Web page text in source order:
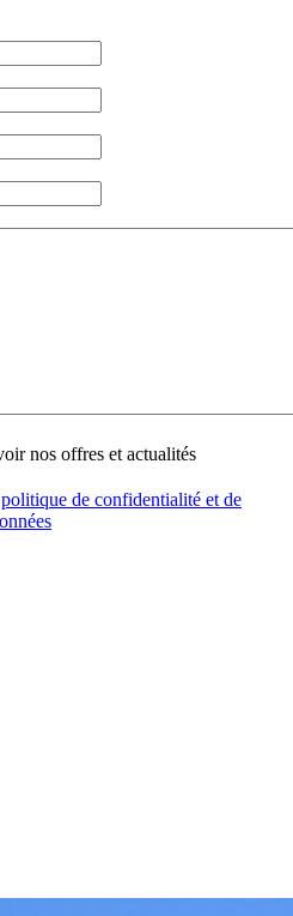
nos offres et actualités
politique de confidentialité et de